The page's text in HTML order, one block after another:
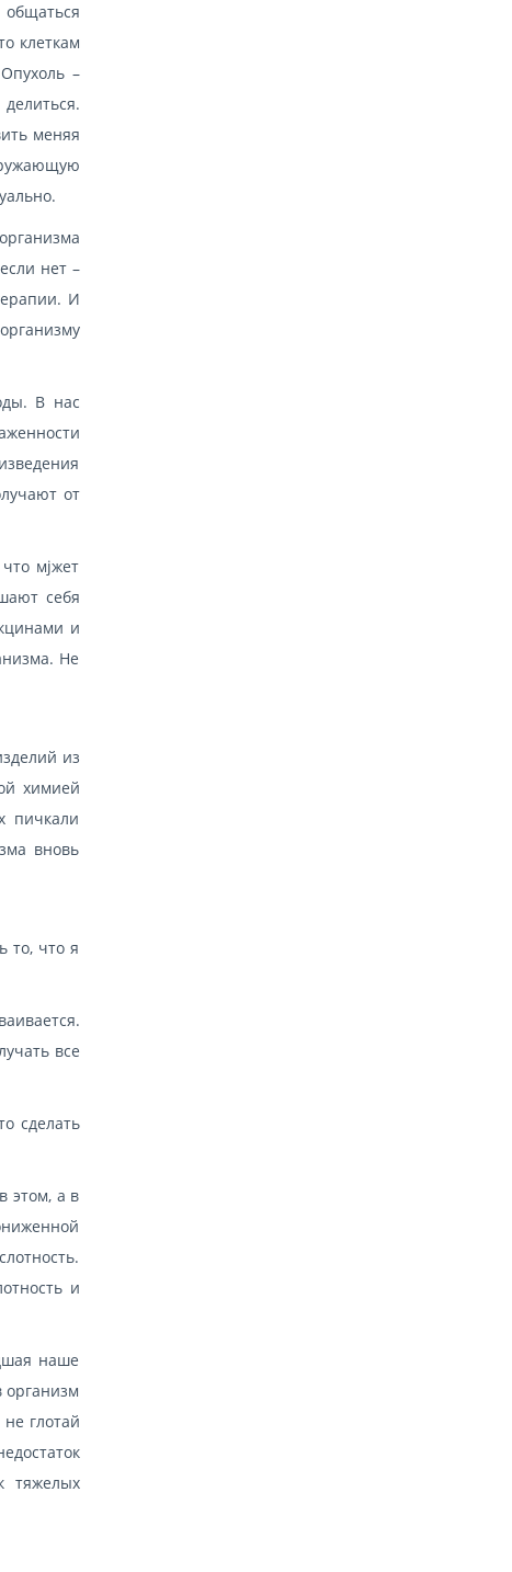
клеткам
–
меняя
нет –
И
В нас
от
мjжет
себя
и
Не
из
химией
пичкали
вновь
то, что я
все
сделать
этом, а в
и
наше
глотай
тяжелых